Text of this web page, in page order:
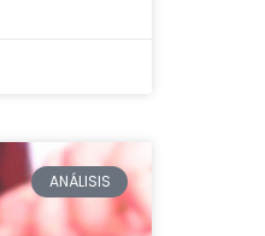
ANÁLISIS